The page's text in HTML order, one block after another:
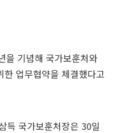
을 기념해 국가보훈처와
업무협약을 체결했다고
득 국가보훈처장은 30일